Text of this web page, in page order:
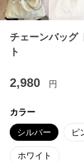
チェーンバッグ
ト
2,980 円
カラー
シルバー ピ
ホワイト